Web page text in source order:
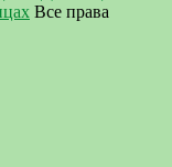
Все права